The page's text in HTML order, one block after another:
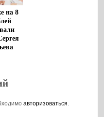
на 8
авторизоваться